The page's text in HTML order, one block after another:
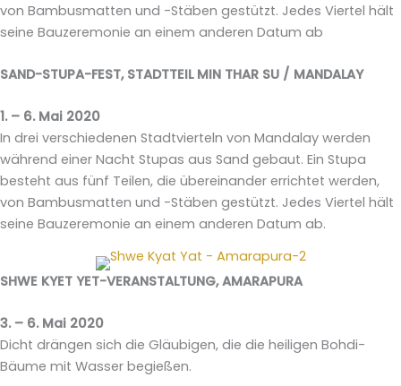
von Bambusmatten und -Stäben gestützt. Jedes Viertel hält
seine Bauzeremonie an einem anderen Datum ab
SAND-STUPA-FEST, STADTTEIL MIN THAR SU / MANDALAY
1. – 6. Mai 2020
In drei verschiedenen Stadtvierteln von Mandalay werden
während einer Nacht Stupas aus Sand gebaut. Ein Stupa
besteht aus fünf Teilen, die übereinander errichtet werden,
von Bambusmatten und -Stäben gestützt. Jedes Viertel hält
seine Bauzeremonie an einem anderen Datum ab.
SHWE KYET YET-VERANSTALTUNG, AMARAPURA
3. – 6. Mai 2020
Dicht drängen sich die Gläubigen, die die heiligen Bohdi-
Bäume mit Wasser begießen.